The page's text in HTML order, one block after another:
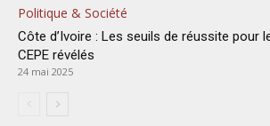
Politique & Société
Côte d’Ivoire : Les seuils de réussite pour
CEPE révélés
24 mai 2025